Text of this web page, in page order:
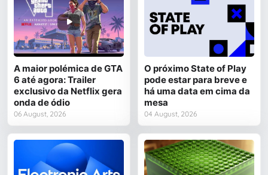
A maior polémica de GTA
6 até agora: Trailer
exclusivo da Netflix gera
onda de ódio
06 August, 2026
O próximo State of Play
pode estar para breve e
há uma data em cima da
mesa
04 August, 2026